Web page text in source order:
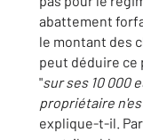
abattement
le montant des
peut déduire ce
"sur ses 10 000
propriétaire
explique-t-il.